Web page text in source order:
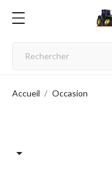
Accueil Occasion
